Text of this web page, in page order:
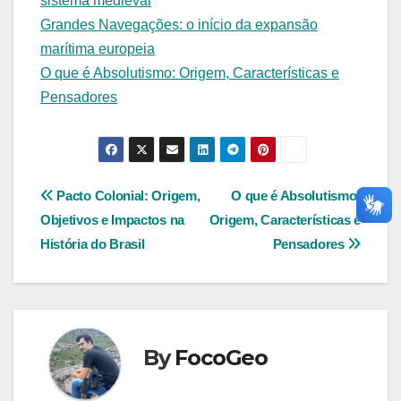
Grandes Navegações: o início da expansão
marítima europeia
O que é Absolutismo: Origem, Características e
Pensadores
Navegação
de
Post
O que é Absolutismo:
Origem, Características e
Pensadores
Pacto Colonial: Origem,
Objetivos e Impactos na
História do Brasil
ByFocoGeo